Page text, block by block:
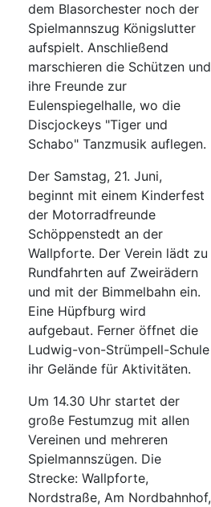
dem Blasorchester noch der
Spielmannszug Königslutter
aufspielt. Anschließend
marschieren die Schützen und
ihre Freunde zur
Eulenspiegelhalle, wo die
Discjockeys "Tiger und
Schabo" Tanzmusik auflegen.
Der Samstag, 21. Juni,
beginnt mit einem Kinderfest
der Motorradfreunde
Schöppenstedt an der
Wallpforte. Der Verein lädt zu
Rundfahrten auf Zweirädern
und mit der Bimmelbahn ein.
Eine Hüpfburg wird
aufgebaut. Ferner öffnet die
Ludwig-von-Strümpell-Schule
ihr Gelände für Aktivitäten.
Um 14.30 Uhr startet der
große Festumzug mit allen
Vereinen und mehreren
Spielmannszügen. Die
Strecke: Wallpforte,
Nordstraße, Am Nordbahnhof,